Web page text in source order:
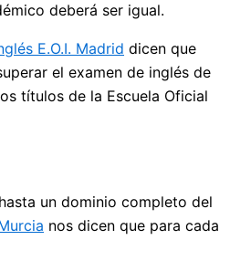
deberá ser igual.
E.O.I. Madrid dicen que
el examen de inglés de
títulos de la Escuela Oficial
un dominio completo del
nos dicen que para cada